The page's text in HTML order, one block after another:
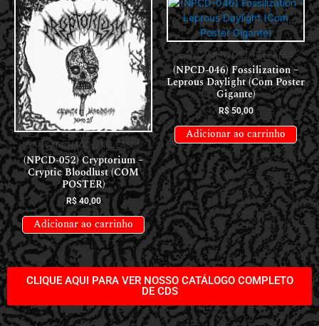
LANÇAMENTOS // RELEASES
(NPCD-052) Cryptorium –
Cryptic Bloodlust (COM
POSTER)
R$40,00
Adicionar ao carrinho
LANÇAMENTOS // RELEASES
(NPCD-046) Fossilization –
Leprous Daylight (Com Poster
Gigante)
R$50,00
Adicionar ao carrinho
CLIQUE AQUI PARA VER NOSSO CATÁLOGO COMPLETO
DE CDS